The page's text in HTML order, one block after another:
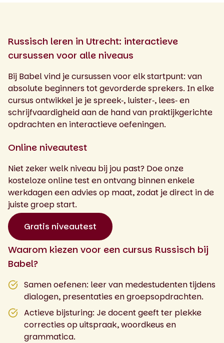
Russisch leren in Utrecht: interactieve
cursussen voor alle niveaus
Bij Babel vind je cursussen voor elk startpunt: van
absolute beginners tot gevorderde sprekers. In elke
cursus ontwikkel je je spreek‑, luister‑, lees‑ en
schrijfvaardigheid aan de hand van praktijkgerichte
opdrachten en interactieve oefeningen.
Online niveautest
Niet zeker welk niveau bij jou past? Doe onze
kosteloze online test en ontvang binnen enkele
werkdagen een advies op maat, zodat je direct in de
juiste groep start.
Gratis niveautest
Waarom kiezen voor een cursus Russisch bij
Babel?
Samen oefenen: leer van medestudenten tijdens
dialogen, presentaties en groepsopdrachten.
Actieve bijsturing: Je docent geeft ter plekke
correcties op uitspraak, woordkeus en
grammatica.